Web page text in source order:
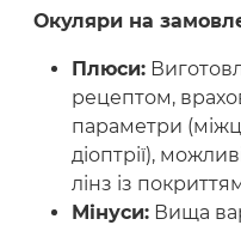
Окуляри на
Плюси:
рецептом,
параметри
діоптрії),
лінз із
Мінуси: Вища